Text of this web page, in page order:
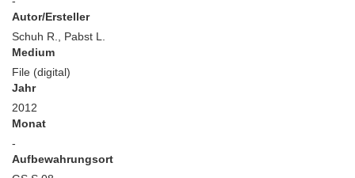
Autor/Ersteller
Schuh R., Pabst L.
Medium
File (digital)
Jahr
2012
Monat
-
Aufbewahrungsort